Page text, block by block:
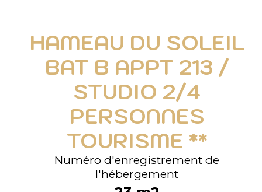
HAMEAU DU SOLEIL
BAT B APPT 213 /
STUDIO 2/4
PERSONNES
TOURISME **
Numéro d'enregistrement de
l'hébergement